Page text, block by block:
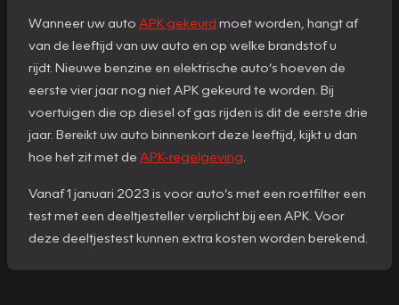
Wanneer uw auto APK gekeurd moet worden, hangt af
van de leeftijd van uw auto en op welke brandstof u
rijdt. Nieuwe benzine en elektrische auto’s hoeven de
eerste vier jaar nog niet APK gekeurd te worden. Bij
voertuigen die op diesel of gas rijden is dit de eerste drie
jaar. Bereikt uw auto binnenkort deze leeftijd, kijkt u dan
hoe het zit met de APK-regelgeving
Vanaf 1 januari 2023 is voor auto’s met een roetfilter een
test met een deeltjesteller verplicht bij een APK. Voor
deze deeltjestest kunnen extra kosten worden berekend.